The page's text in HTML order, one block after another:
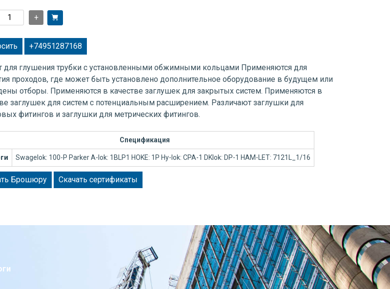
+
+74951287168
для глушения трубки с установленными обжимными кольцами Применяются для
проходов, где может быть установлено дополнительное оборудование в будущем или
отборы. Применяются в качестве заглушек для закрытых систем. Применяются в
заглушек для систем с потенциальным расширением. Различают заглушки для
фитингов и заглушки для метрических фитингов.
Спецификация
Swagelok: 100-P Parker A-lok: 1BLP1 HOKE: 1P Hy-lok: CPA-1 DKlok: DP-1 HAM-LET: 7121L_1/16
Брошюру Скачать сертификаты